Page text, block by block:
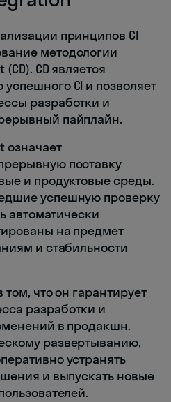
принципов CI
методологии
CD является
CI и позволяет
разработки и
пайплайн.
означает
поставку
и продуктовые среды.
успешную проверку
автоматически
на предмет
и стабильности
том, что он гарантирует
разработки и
в продакшн.
развертыванию,
устранять
и выпускать новые